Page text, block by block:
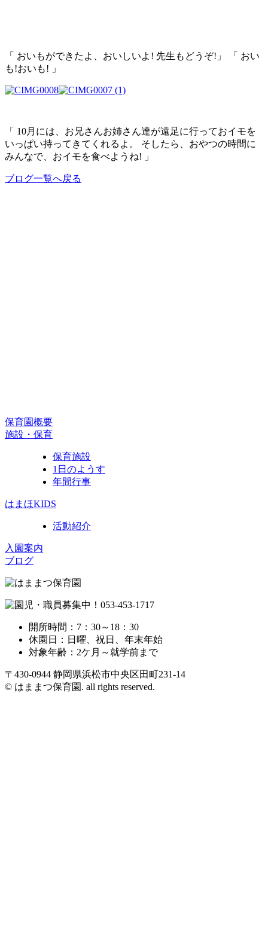
「 おいもができたよ、おいしいよ! 先生もどうぞ!」 「 おい
も!おいも! 」
「 10月には、お兄さんお姉さん達が遠足に行っておイモを
いっぱい持ってきてくれるよ。 そしたら、おやつの時間に
みんなで、おイモを食べようね! 」
ブログ一覧へ戻る
保育園概要
施設・保育
保育施設
1日のようす
年間行事
はまほKIDS
活動紹介
入園案内
ブログ
開所時間：7：30～18：30
休園日：日曜、祝日、年末年始
対象年齢：2ケ月～就学前まで
〒430-0944 静岡県浜松市中央区田町231-14
© はままつ保育園. all rights reserved.